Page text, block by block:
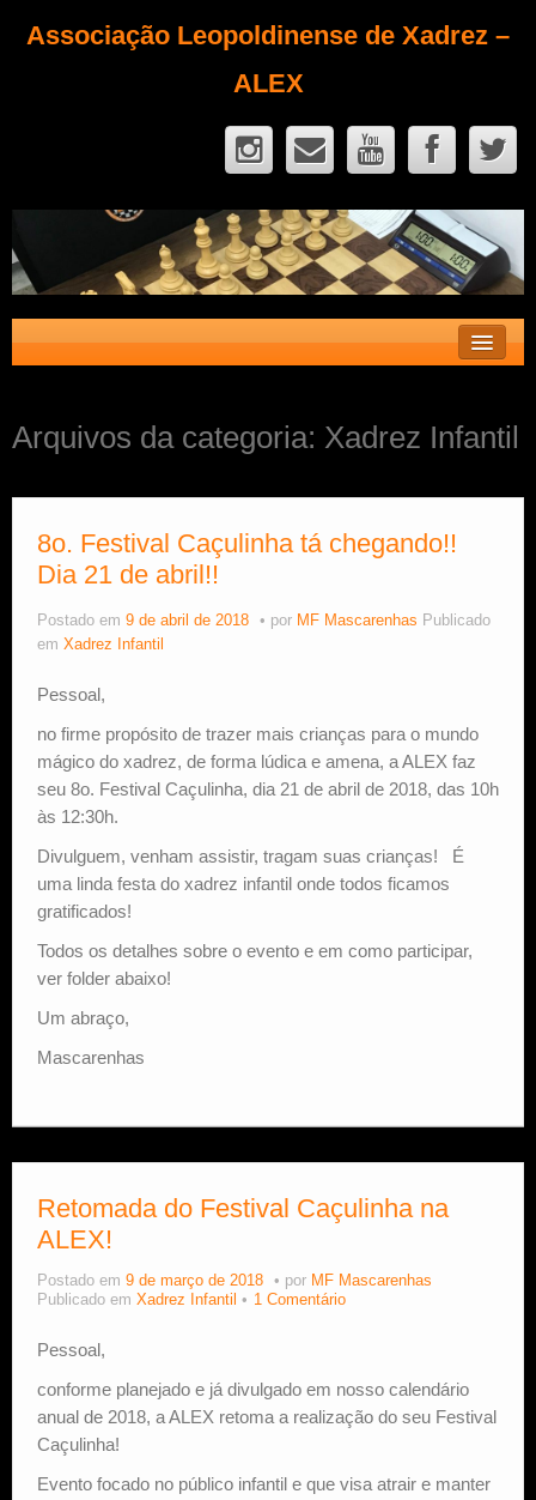
Associação Leopoldinense de Xadrez –
ALEX
Fique Sócio
Calendário
Estude Xadrez
Arquivos da categoria: Xadrez Infantil
8o. Festival Caçulinha tá chegando!!
Dia 21 de abril!!
Postado em 9 de abril de 2018 por MF Mascarenhas Publicado
em Xadrez Infantil
Pessoal,
no firme propósito de trazer mais crianças para o mundo
mágico do xadrez, de forma lúdica e amena, a ALEX faz
seu 8o. Festival Caçulinha, dia 21 de abril de 2018, das 10h
às 12:30h.
Divulguem, venham assistir, tragam suas crianças! É
uma linda festa do xadrez infantil onde todos ficamos
gratificados!
Todos os detalhes sobre o evento e em como participar,
ver folder abaixo!
Um abraço,
Mascarenhas
Retomada do Festival Caçulinha na
ALEX!
Postado em 9 de março de 2018 por MF Mascarenhas
Publicado em Xadrez Infantil 1 Comentário
Pessoal,
conforme planejado e já divulgado em nosso calendário
anual de 2018, a ALEX retoma a realização do seu Festival
Caçulinha!
Evento focado no público infantil e que visa atrair e manter